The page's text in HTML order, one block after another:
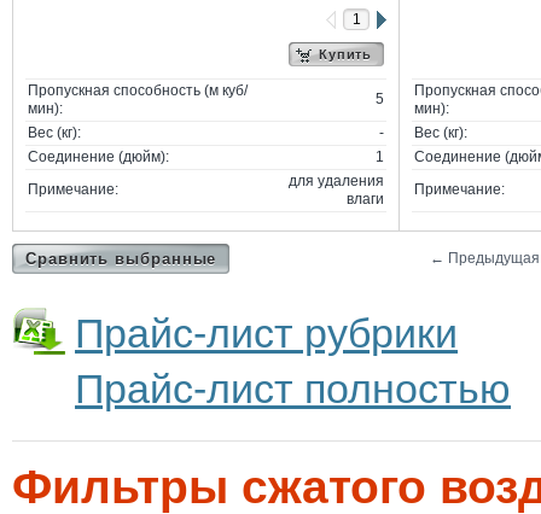
Купить
Пропускная способность (м куб/
мин):
5
Вес (кг):
-
Соединение (дюйм):
1
Примечание:
для удаления
влаги
Пропускная
мин):
Вес (кг):
Соединение
Примечание:
Сравнить выбранные ← Предыдущая
Прайс-лист рубрики
Прайс-лист полностью
Фильтры сжатого